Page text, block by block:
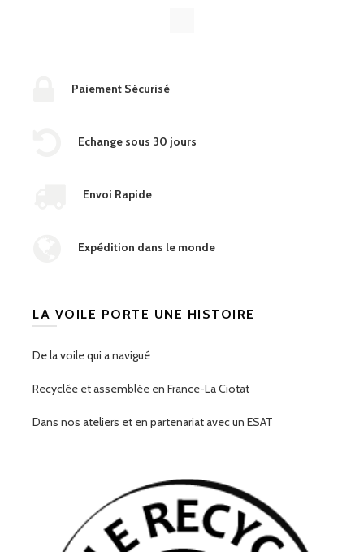
Paiement Sécurisé
Echange sous 30 jours
Envoi Rapide
Expédition dans le monde
LA VOILE PORTE UNE HISTOIRE
De la voile qui a navigué
Recyclée et assemblée en France-La Ciotat
Dans nos ateliers et en partenariat avec un ESAT